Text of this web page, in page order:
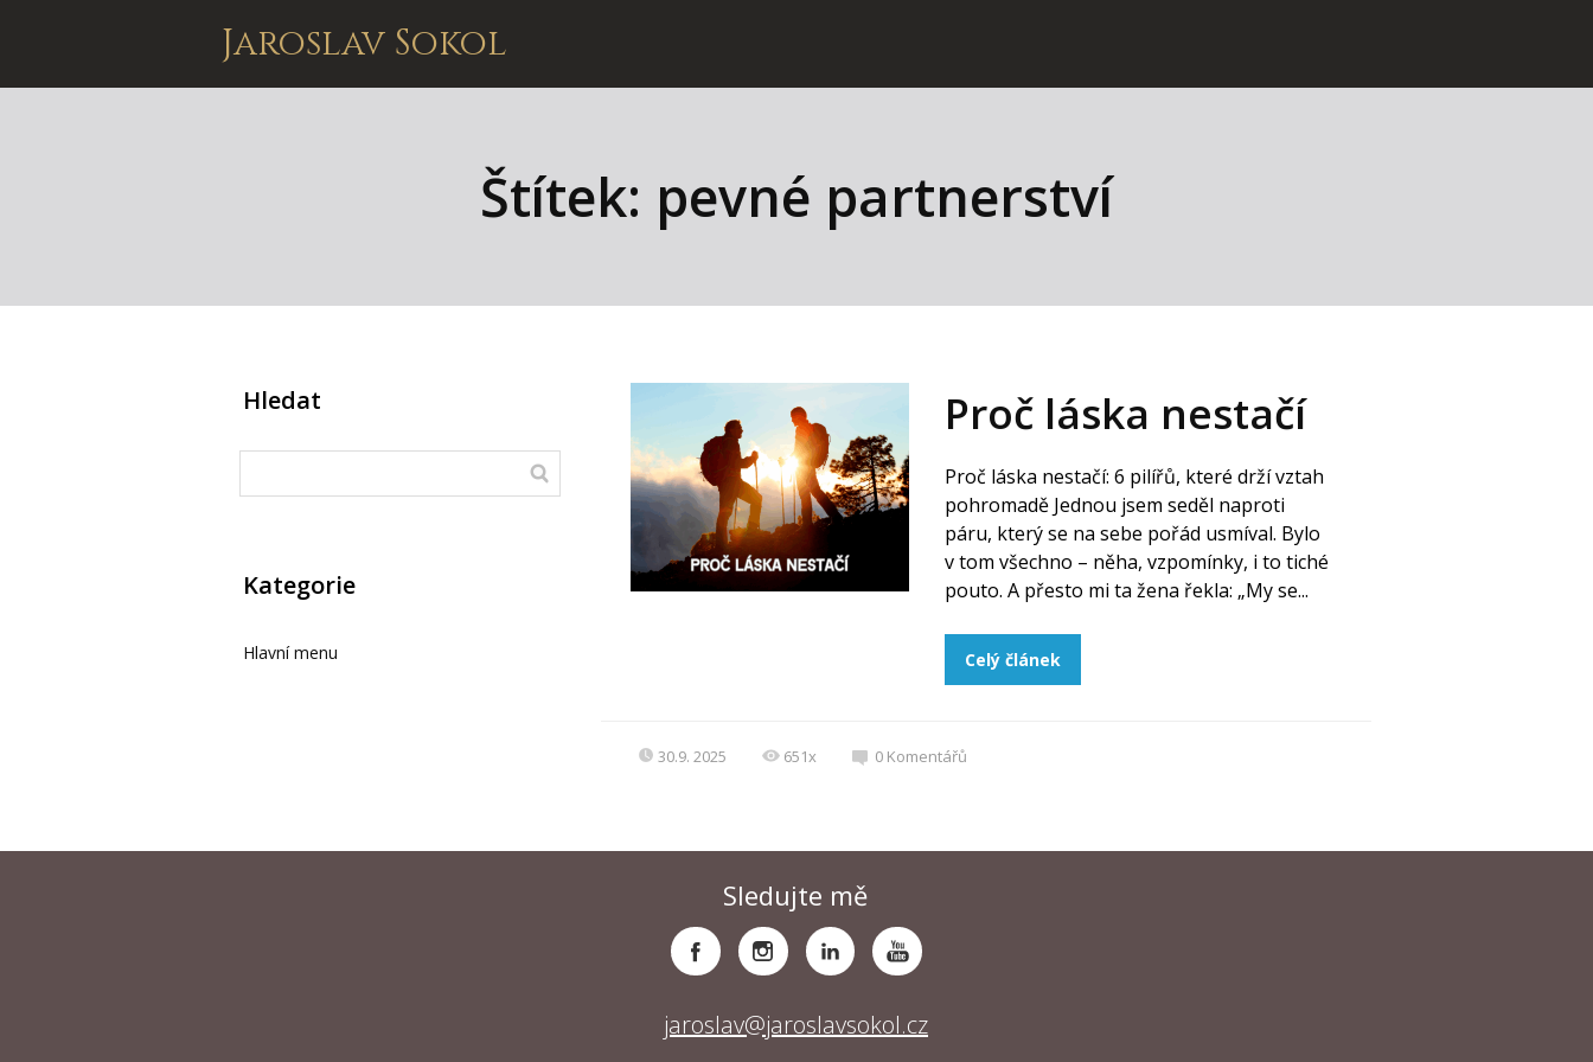
Jaroslav Sokol
Štítek: pevné partnerství
Proč láska nestačí
Proč láska nestačí: 6 pilířů, které drží vztah
pohromadě Jednou jsem seděl naproti
páru, který se na sebe pořád usmíval. Bylo
v tom všechno – něha, vzpomínky, i to tiché
pouto. A přesto mi ta žena řekla: „My se...
Celý článek
30.9. 2025 651x 0 Komentářů
Hledat
Kategorie
Hlavní menu
Sledujte mě
jaroslav@jaroslavsokol.cz